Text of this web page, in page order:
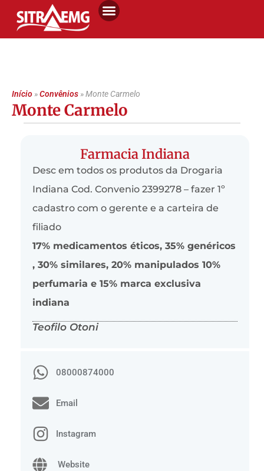
Início»Convênios»Monte Carmelo
Monte Carmelo
Farmacia Indiana
Desc em todos os produtos da Drogaria
Indiana Cod. Convenio 2399278 – fazer 1º
cadastro com o gerente e a carteira de
filiado
17% medicamentos éticos, 35% genéricos
, 30% similares, 20% manipulados 10%
perfumaria e 15% marca exclusiva
indiana
Teofilo Otoni
08000874000
Email
Instagram
Website